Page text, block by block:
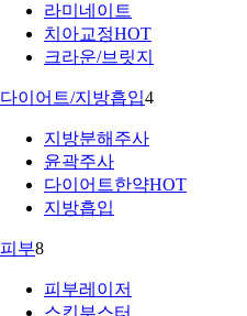
라미네이트
치아교정HOT
크라운/브릿지
다이어트/지방흡입4
지방분해주사
윤곽주사
다이어트한약HOT
지방흡입
피부8
피부레이저
스킨부스터